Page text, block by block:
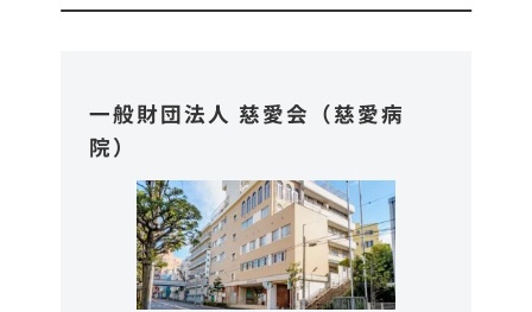
一般財団法人 慈愛会 （慈愛病
院）